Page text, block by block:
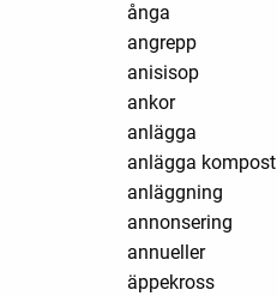
ånga
angrepp
anisisop
ankor
anlägga
anlägga kompost
anläggning
annonsering
annueller
äppekross